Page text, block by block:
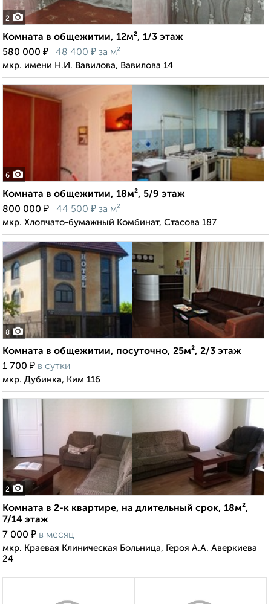
2
Комната в общежитии, 12м², 1/3 этаж
580 000 ₽ 48 400 ₽ за м²
мкр. имени Н.И. Вавилова, Вавилова 14
6
Комната в общежитии, 18м², 5/9 этаж
800 000 ₽ 44 500 ₽ за м²
мкр. Хлопчато-бумажный Комбинат, Стасова 187
8
Комната в общежитии, посуточно, 25м², 2/3 этаж
1 700 ₽ в сутки
мкр. Дубинка, Ким 116
2
Комната в 2-к квартире, на длительный срок, 18м²,
7/14 этаж
7 000 ₽ в месяц
мкр. Краевая Клиническая Больница, Героя А.А. Аверкиева
24